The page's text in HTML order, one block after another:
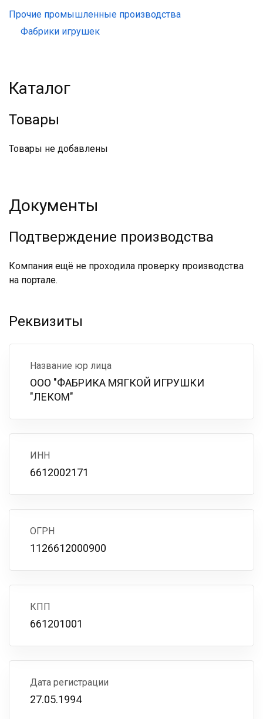
Прочие промышленные производства
Фабрики игрушек
Каталог
Товары
Товары не добавлены
Документы
Подтверждение производства
Компания ещё не проходила проверку производства
на портале.
Реквизиты
Название юр лица
ООО "ФАБРИКА МЯГКОЙ ИГРУШКИ
"ЛЕКОМ"
ИНН
6612002171
ОГРН
1126612000900
КПП
661201001
Дата регистрации
27.05.1994